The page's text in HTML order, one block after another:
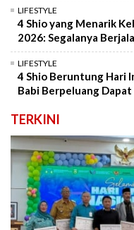
LIFESTYLE
4 Shio yang Menarik
2026: Segalanya
LIFESTYLE
4 Shio Beruntung Hari
Babi Berpeluang Dapat
TERKINI